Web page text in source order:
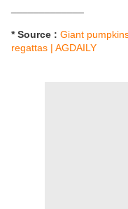
* Source : Giant
regattas | AGDAILY